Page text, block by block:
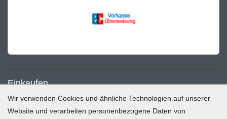
Einkaufen
Zahlung und Versand
Wir verwenden Cookies und ähnliche Technologien auf unserer
Website und verarbeiten personenbezogene Daten von